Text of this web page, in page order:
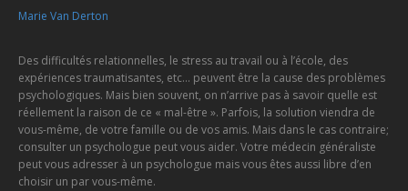
Marie Van Derton
Des difficultés relationnelles, le stress au travail ou à l’école, des
expériences traumatisantes, etc… peuvent être la cause des problèmes
psychologiques. Mais bien souvent, on n’arrive pas à savoir quelle est
réellement la raison de ce « mal-être ». Parfois, la solution viendra de
vous-même, de votre famille ou de vos amis. Mais dans le cas contraire;
consulter un psychologue peut vous aider. Votre médecin généraliste
peut vous adresser à un psychologue mais vous êtes aussi libre d’en
choisir un par vous-même.